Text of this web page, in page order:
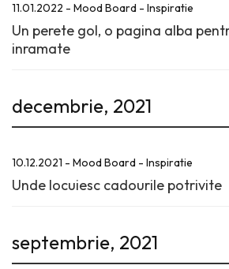
11.01.2022 - Mood Board - Inspiratie
Un perete gol, o pagina alba
inramate
decembrie, 2021
10.12.2021 - Mood Board - Inspiratie
Unde locuiesc cadourile potrivite
septembrie, 2021